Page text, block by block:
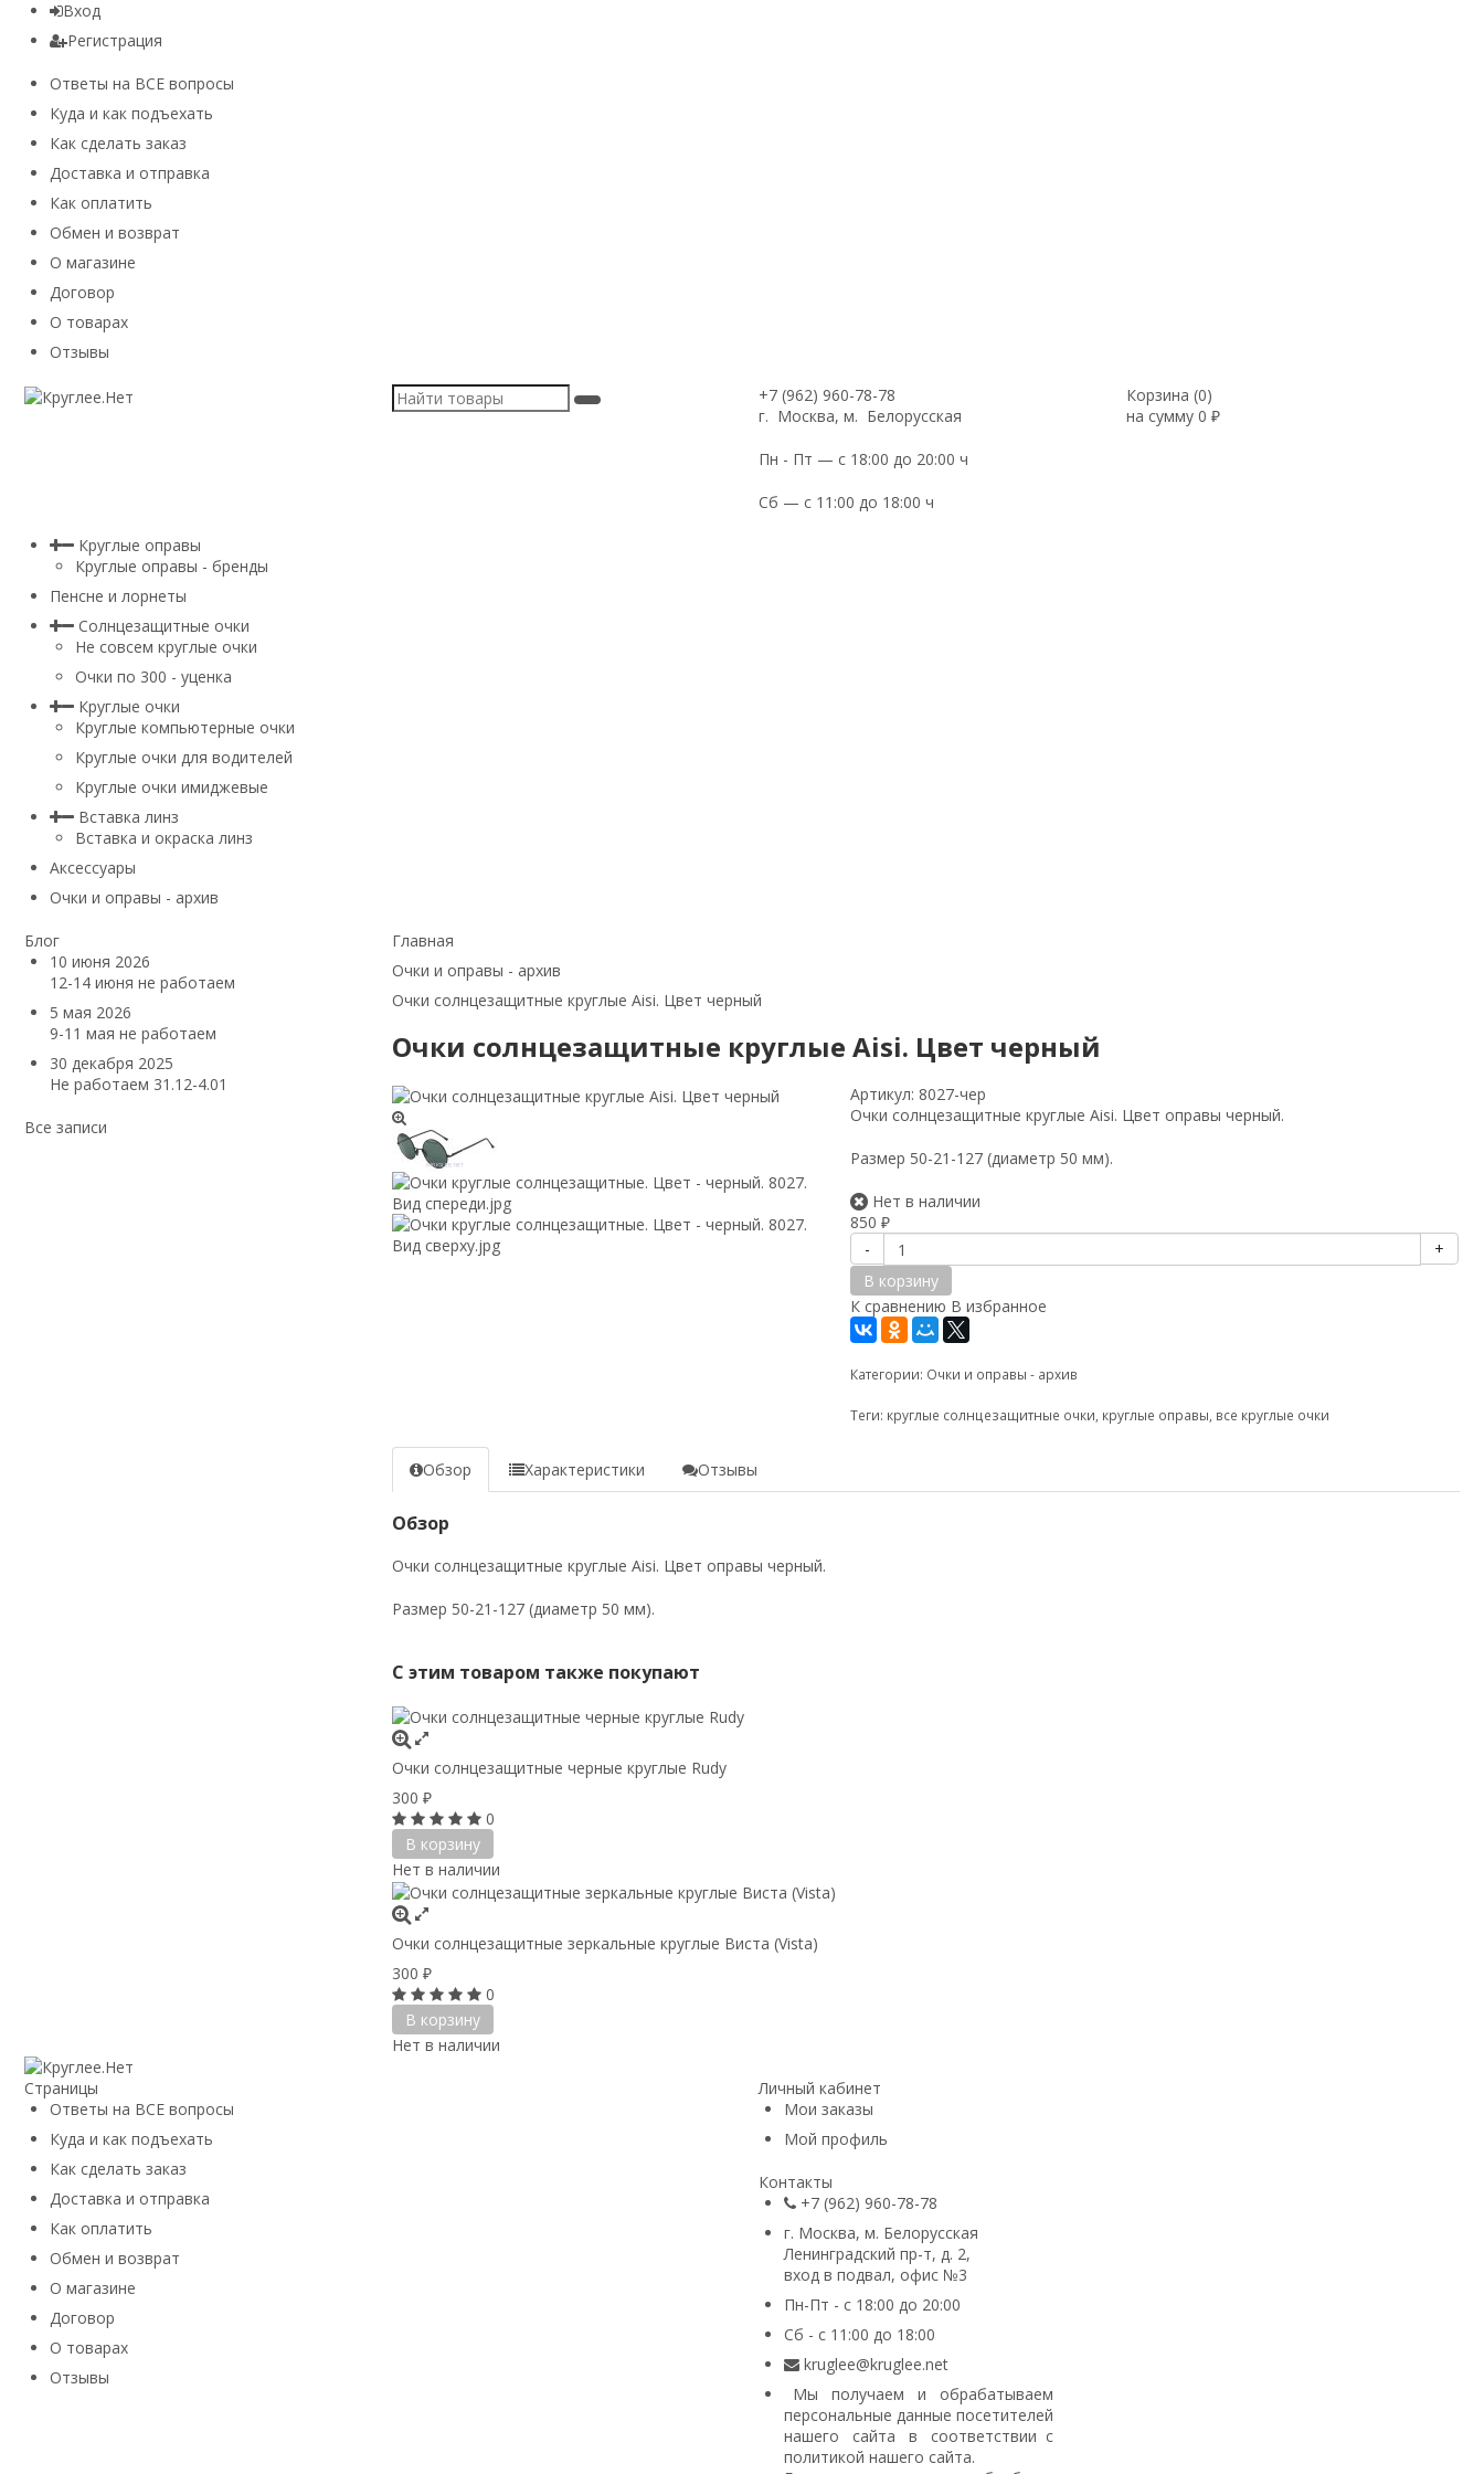
Вход
Регистрация
Ответы на ВСЕ вопросы
Куда и как подъехать
Как сделать заказ
Доставка и отправка
Как оплатить
Обмен и возврат
О магазине
Договор
О товарах
Отзывы
+7 (962) 960-78-78
г. Москва, м. Белорусская
Пн - Пт — с 18:00 до 20:00 ч
Сб — с 11:00 до 18:00 ч
Корзина (0)
на сумму 0 ₽
Круглые оправы
Круглые оправы - бренды
Пенсне и лорнеты
Солнцезащитные очки
Не совсем круглые очки
Очки по 300 - уценка
Круглые очки
Круглые компьютерные очки
Круглые очки для водителей
Круглые очки имиджевые
Вставка линз
Вставка и окраска линз
Аксессуары
Очки и оправы - архив
Главная
Очки и оправы - архив
Очки солнцезащитные круглые Aisi. Цвет черный
Очки солнцезащитные круглые Aisi. Цвет черный
Артикул: 8027-чер
Очки солнцезащитные круглые Aisi. Цвет оправы черный.
Размер 50-21-127 (диаметр 50 мм).
Нет в наличии
850₽
-
+
В корзину
К сравнению В избранное
Категории: Очки и оправы - архив
Теги: круглые солнцезащитные очки круглые оправы все круглые очки
Обзор Характеристики Отзывы
Обзор
Очки солнцезащитные круглые Aisi. Цвет оправы черный.
Размер 50-21-127 (диаметр 50 мм).
С этим товаром также покупают
Очки солнцезащитные черные круглые Rudy
300 ₽
0
В корзину
Нет в наличии
Очки солнцезащитные зеркальные круглые Виста (Vista)
300 ₽
0
В корзину
Нет в наличии
Блог
10 июня 2026
12-14 июня не работаем
5 мая 2026
9-11 мая не работаем
30 декабря 2025
Не работаем 31.12-4.01
Все записи
Страницы
Ответы на ВСЕ вопросы
Куда и как подъехать
Как сделать заказ
Доставка и отправка
Как оплатить
Обмен и возврат
О магазине
Договор
О товарах
Отзывы
Личный кабинет
Мои заказы
Мой профиль
Контакты
+7 (962) 960-78-78
г. Москва, м. Белорусская
Ленинградский пр-т, д. 2,
вход в подвал, офис №3
Пн-Пт - с 18:00 до 20:00
Сб - с 11:00 до 18:00
kruglee@kruglee.net
Мы получаем и обрабатываем
персональные данные посетителей
нашего сайта в соответствии с
политикой нашего сайта.